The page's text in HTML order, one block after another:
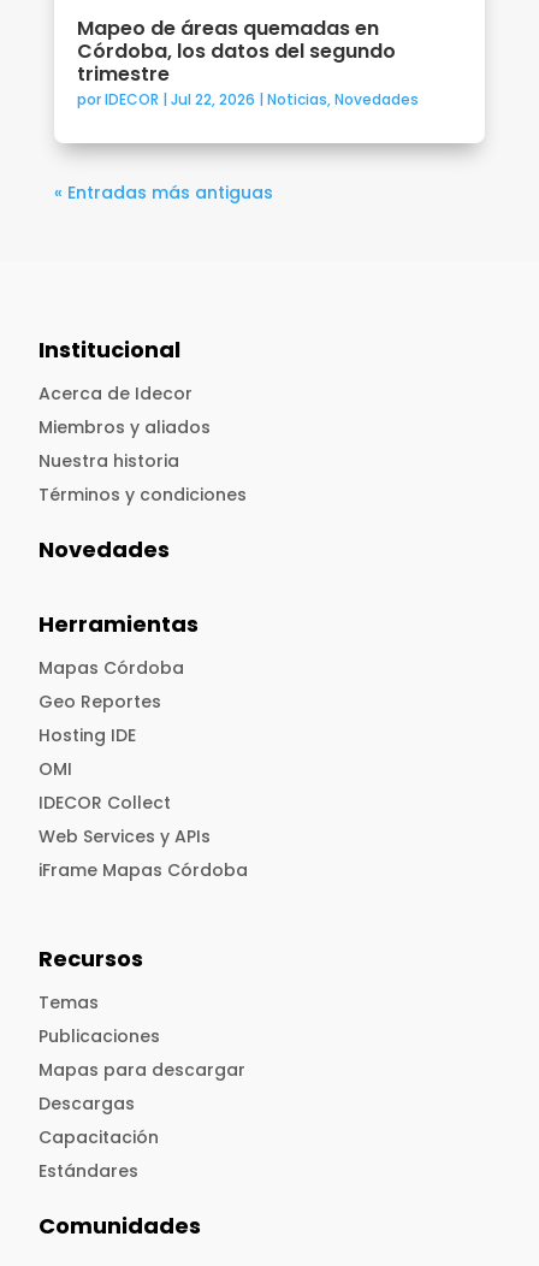
Mapeo de áreas quemadas en
Córdoba, los datos del segundo
trimestre
porIDECOR | Jul 22, 2026 | Noticias,Novedades
« Entradas más antiguas
Institucional
Acerca de Idecor
Miembros y aliados
Nuestra historia
Términos y condiciones
Novedades
Herramientas
Mapas Córdoba
Geo Reportes
Hosting IDE
OMI
IDECOR Collect
Web Services y APIs
iFrame Mapas Córdoba
Recursos
Temas
Publicaciones
Mapas para descargar
Descargas
Capacitación
Estándares
Comunidades